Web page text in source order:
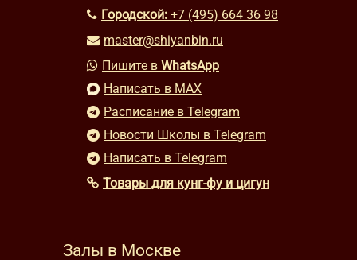
Городской: +7 (495) 664 36 98
master@shiyanbin.ru
Пишите в WhatsApp
Написать в MAX
Расписание в Telegram
Новости Школы в Telegram
Написать в Telegram
Товары для кунг-фу и цигун
Залы в Москве